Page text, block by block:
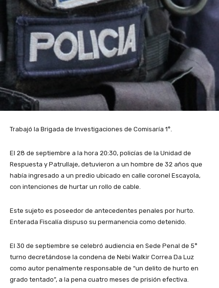
Trabajó la Brigada de Investigaciones de Comisaría 1°.
El 28 de septiembre a la hora 20:30, policías de la Unidad de
Respuesta y Patrullaje, detuvieron a un hombre de 32 años que
había ingresado a un predio ubicado en calle coronel Escayola,
con intenciones de hurtar un rollo de cable.
Este sujeto es poseedor de antecedentes penales por hurto.
Enterada Fiscalía dispuso su permanencia como detenido.
El 30 de septiembre se celebró audiencia en Sede Penal de 5°
turno decretándose la condena de Nebi Walkir Correa Da Luz
como autor penalmente responsable de “un delito de hurto en
grado tentado”, a la pena cuatro meses de prisión efectiva.